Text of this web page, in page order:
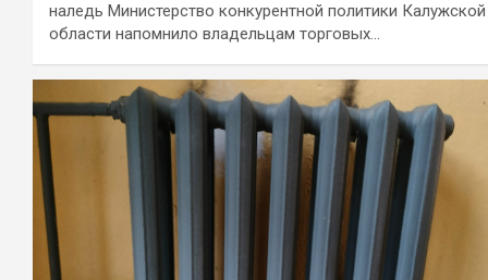
наледь Министерство конкурентной политики Калужской
области напомнило владельцам торговых…